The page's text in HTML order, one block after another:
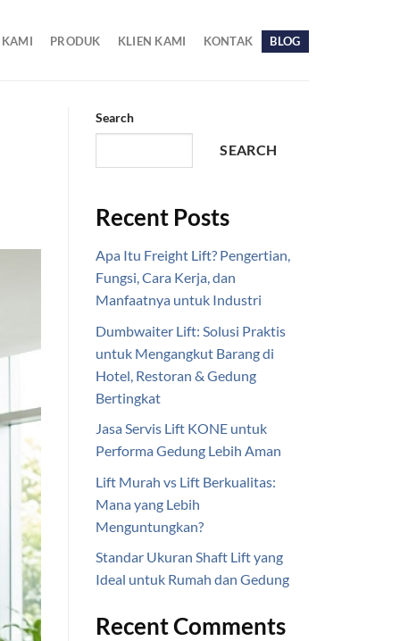
KAMI PRODUK KLIEN KAMI KONTAK BLOG
Search
SEARCH
Recent Posts
Apa Itu Freight Lift? Pengertian,
Fungsi, Cara Kerja, dan
Manfaatnya untuk Industri
Dumbwaiter Lift: Solusi Praktis
untuk Mengangkut Barang di
Hotel, Restoran & Gedung
Bertingkat
Jasa Servis Lift KONE untuk
Performa Gedung Lebih Aman
Lift Murah vs Lift Berkualitas:
Mana yang Lebih
Menguntungkan?
Standar Ukuran Shaft Lift yang
Ideal untuk Rumah dan Gedung
Recent Comments